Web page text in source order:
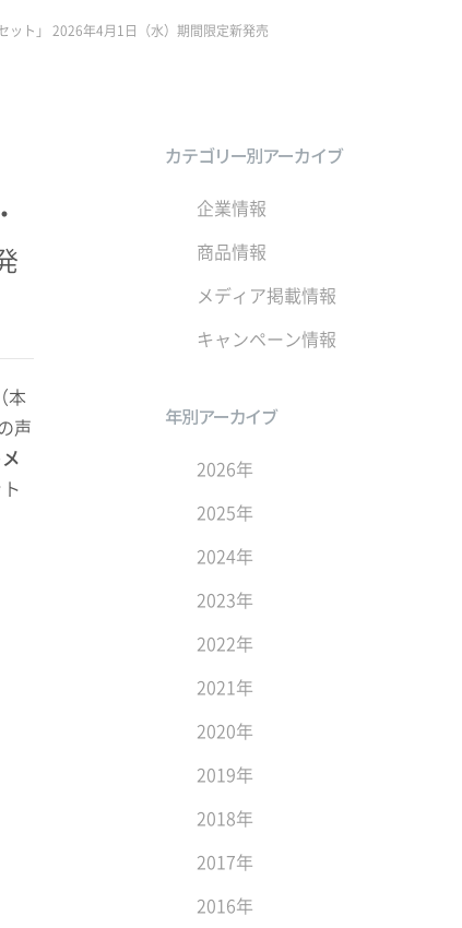
ット」 2026年4月1日（水）期間限定新発売
本
声
カテゴリー別アーカイブ
企業情報
商品情報
メディア掲載情報
キャンペーン情報
年別アーカイブ
2026年
2025年
2024年
2023年
2022年
2021年
2020年
2019年
2018年
2017年
2016年